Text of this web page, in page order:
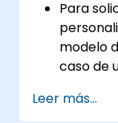
Para
modelo
caso de
Leer más...